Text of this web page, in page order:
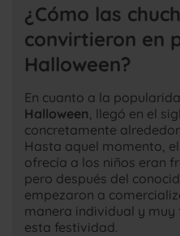
¿Cómo las
convirtieron en
Halloween?
En cuanto a la
Halloween , llegó en el
concretamente
Hasta aquel momento, el
ofrecía a los niños eran
pero después del
empezaron a
manera individual y
esta festividad.